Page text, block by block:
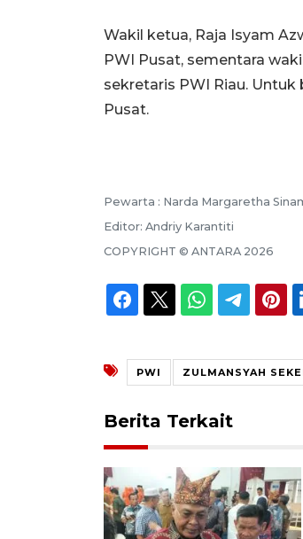
Wakil ketua, Raja Isyam
PWI Pusat, sementara
sekretaris PWI Riau.
Pusat.
Pewarta : Narda Margaretha
Editor: Andriy Karantiti
COPYRIGHT © ANTARA 2026
PWI ZULMANSYAH
Berita Terkait